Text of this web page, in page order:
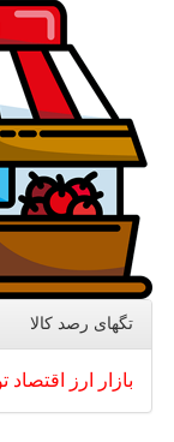
تگهای رصد كالا
بازار ارز اقتصاد